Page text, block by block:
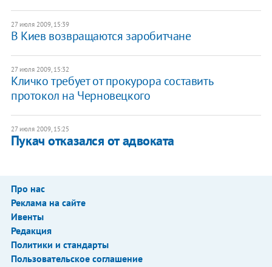
27 июля 2009, 15:39
В Киев возвращаются заробитчане
27 июля 2009, 15:32
Кличко требует от прокурора составить
протокол на Черновецкого
27 июля 2009, 15:25
Пукач отказался от адвоката
Про нас
Реклама на сайте
Ивенты
Редакция
Политики и стандарты
Пользовательское соглашение